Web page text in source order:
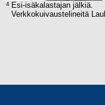
4 Esi-isäkalastajan jälkiä.
Verkkokuivaustelineitä